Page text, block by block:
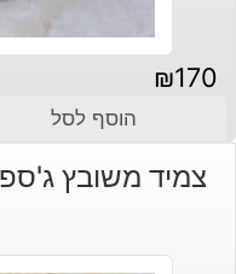
₪170
הוסף לסל
צמיד משובץ